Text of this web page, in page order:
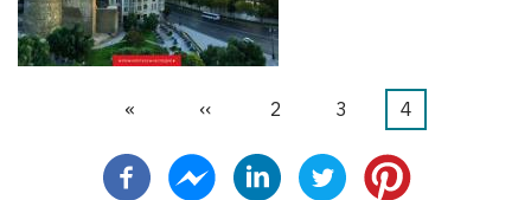
First
«
Předchozí
‹‹ Stránka
2 Stránka
3
Aktuální
4